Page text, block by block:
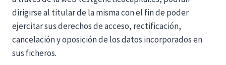
dirigirse al titular de la misma con el fin de poder
ejercitar sus derechos de acceso, rectificación,
cancelación y oposición de los datos incorporados en
sus ficheros.